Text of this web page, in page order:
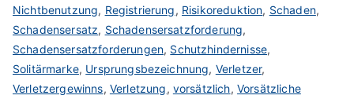
Nichtbenutzung, Registrierung, Risikoreduktion, Schaden,
Schadensersatz, Schadensersatzforderung,
Schadensersatzforderungen, Schutzhindernisse,
Solitärmarke, Ursprungsbezeichnung, Verletzer,
Verletzergewinns, Verletzung, vorsätzlich, Vorsätzliche